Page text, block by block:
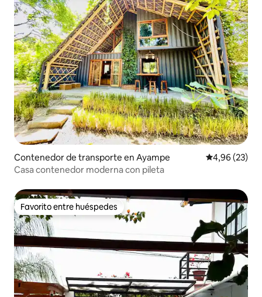
Contenedor de transporte en Ayampe Calificación
4,96 (23)
Casa contenedor moderna con pileta
Favorito entre huéspedes
Favorito entre huéspedes